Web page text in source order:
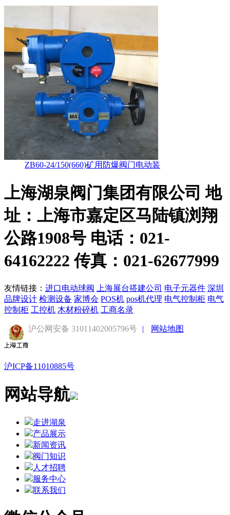
ZB60-24/150(660)矿用防爆阀门电动装
上海湖泉阀门集团有限公司 地
址：上海市嘉定区马陆镇浏翔
公路1908号 电话：021-
64162222 传真：021-62677999
友情链接： 进口电动球阀 上海展台搭建公司 电子元器件 深圳
品牌设计 检测设备 家博会 POS机 pos机代理 电气控制柜 电气
控制柜 工控机 木材粉碎机 工商名录
沪公网安备 31011402005796号 | 网站地图
沪ICP备11010885号
网站导航
走进湖泉
产品展示
新闻资讯
阀门知识
人才招聘
服务中心
联系我们